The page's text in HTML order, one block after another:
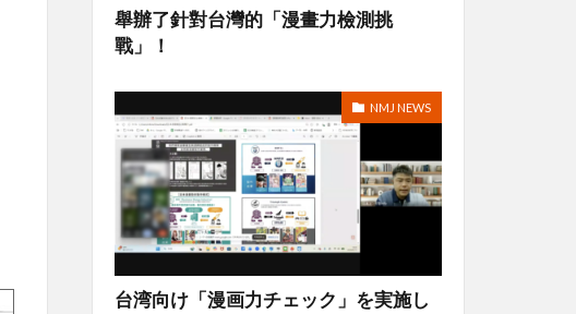
舉辦了針對台灣的「漫畫力檢測挑
戰」！
NMJ NEWS
台湾向け「漫画力チェック」を実施し